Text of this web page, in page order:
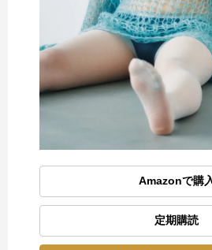
Amazonで購
定期購読